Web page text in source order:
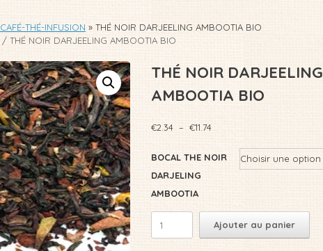
CAFÉ-THÉ-INFUSION » THÉ NOIR DARJEELING AMBOOTIA BIO
/ THÉ NOIR DARJEELING AMBOOTIA BIO
THÉ NOIR DARJEELING
AMBOOTIA BIO
€2.34 – €11.74
prix :
BOCAL THE NOIR
DARJELING
AMBOOTIA
quantité
de
Ajouter au panier